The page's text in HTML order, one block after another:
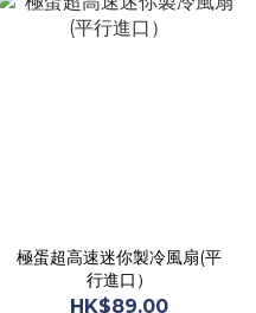
極蛋超高速迷你製冷風扇(平
行進口）
HK$89.00